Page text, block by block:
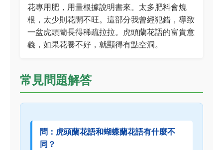
花專用肥，用量根據說明書來。太多肥料會燒
根，太少則花開不旺。這部分我曾經犯錯，導致
一盆虎頭蘭長得稀疏拉拉。虎頭蘭花語的富貴意
義，如果花養不好，就顯得有點空洞。
常見問題解答
問：虎頭蘭花語和蝴蝶蘭花語有什麼不
同？